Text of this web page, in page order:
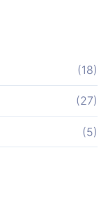
(18)
(27)
(5)